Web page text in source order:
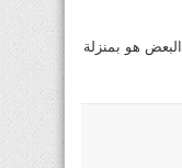
هو بمنزلة